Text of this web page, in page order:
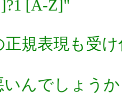
[A-Z]"
正規表現も受
いんでしょう